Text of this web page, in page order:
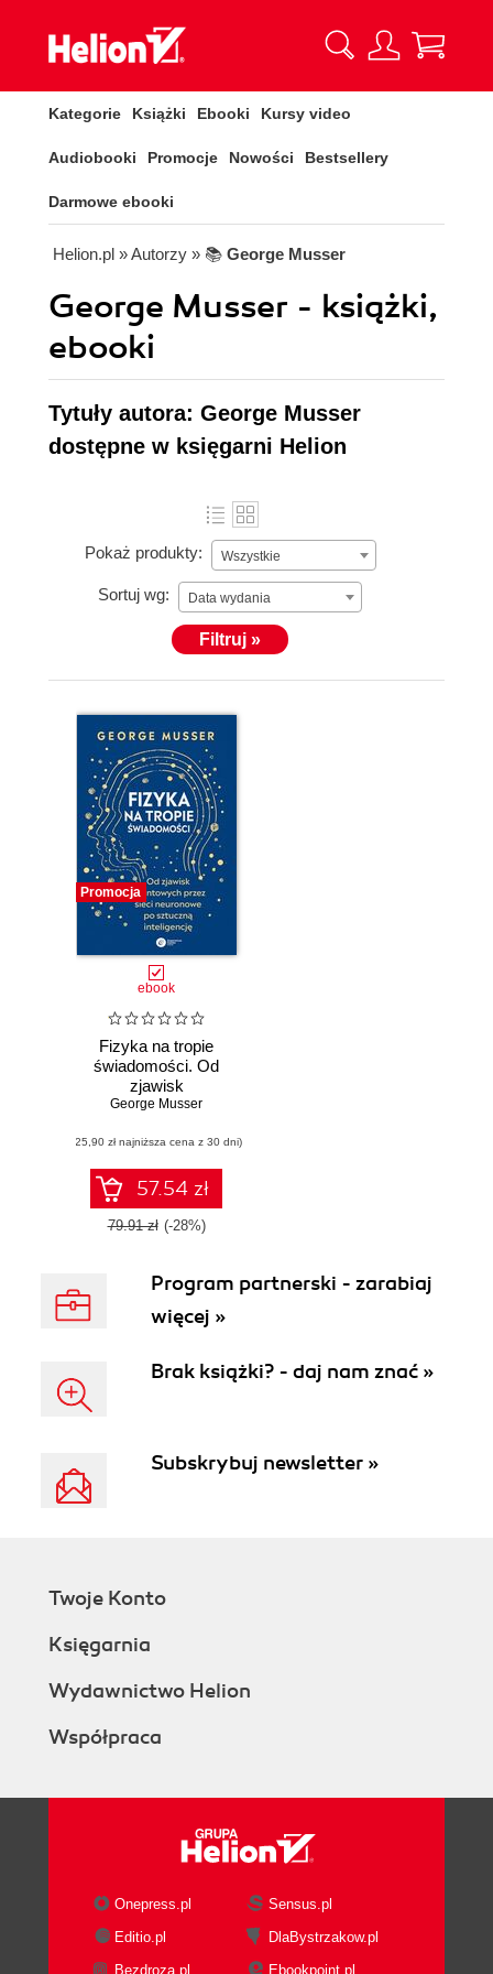
Kategorie Książki Ebooki Kursy video
Audiobooki Promocje Nowości Bestsellery
Darmowe ebooki
Helion.pl » Autorzy » 📚 George Musser
George Musser - książki,
ebooki
Tytuły autora: George Musser
dostępne w księgarni Helion
Pokaż produkty: Wszystkie
Sortuj wg: Data wydania
Filtruj »
Promocja
ebook
Fizyka na tropie
świadomości. Od
zjawisk
kwantowych przez
sztuczną
inteligencję
George Musser
(25,90 zł najniższa cena z 30 dni)
57.54 zł
79.91 zł (-28%)
Program partnerski - zarabiaj
więcej »
Brak książki? - daj nam znać »
Subskrybuj newsletter »
Twoje Konto
Księgarnia
Wydawnictwo Helion
Współpraca
Onepress.pl
Sensus.pl
Editio.pl
DlaBystrzakow.pl
Bezdroza.pl
Ebookpoint.pl